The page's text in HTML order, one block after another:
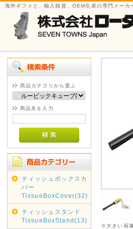
海外ギフトと、輸入雑貨、OEM生産の専門メーカ
商品カテゴリから選ぶ
商品名を入力
ティッシュボックスカ
バー
TissueBoxCover(32)
ティッシュスタンド
TissueBoxStand(13)
※大きい画